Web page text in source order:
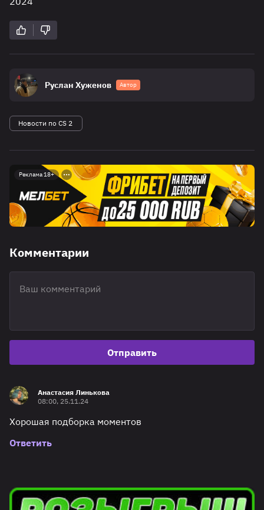
Руслан Хуженов Автор
Новости по CS 2
Реклама 18+
Комментарии
Отправить
Анастасия Линькова
08:00, 25.11.24
Хорошая подборка моментов
Ответить